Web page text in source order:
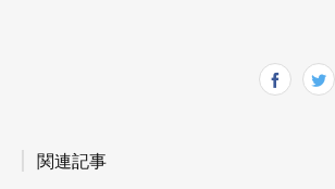
関連記事